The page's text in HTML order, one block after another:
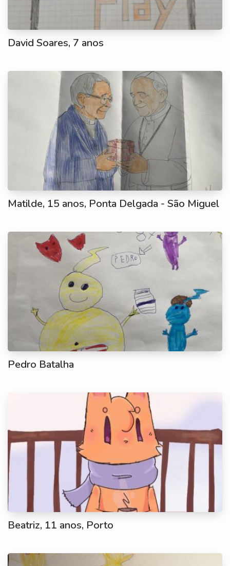
David Soares, 7 anos
Matilde, 15 anos, Ponta Delgada - São Miguel
Pedro Batalha
Beatriz, 11 anos, Porto